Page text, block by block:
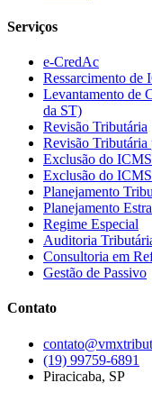
Serviços
e-CredAc
Ressarcimento de
Levantamento de
da ST)
Revisão Tributária
Revisão Tributária
Exclusão do
Exclusão do
Planejamento
Planejamento
Regime Especial
Auditoria
Consultoria em
Gestão de Passivo
Contato
(19) 99759-6891
Piracicaba, SP